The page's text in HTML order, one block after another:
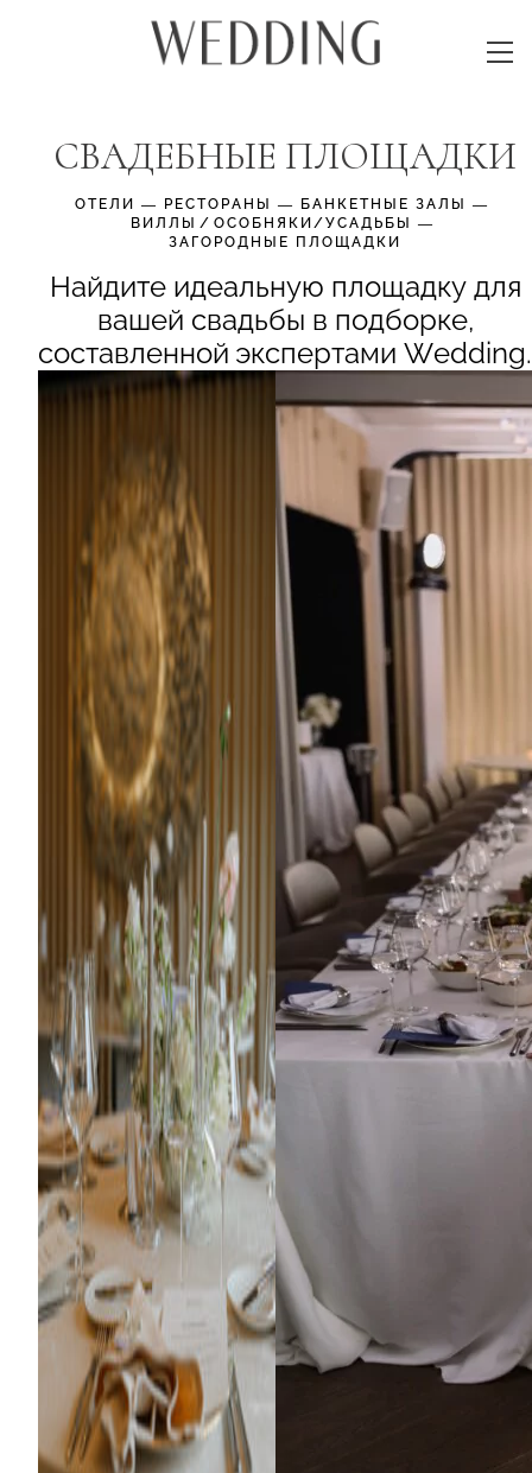
СВАДЕБНЫЕ ПЛОЩАДКИ
ОТЕЛИ — РЕСТОРАНЫ — БАНКЕТНЫЕ ЗАЛЫ
—
ВИЛЛЫ⁠/⁠ОСОБНЯКИ/УСАДЬБЫ
—
ЗАГОРОДНЫЕ ПЛОЩАДКИ
Найдите идеальную площадку для
вашей свадьбы в подборке,
составленной экспертами Wedding.